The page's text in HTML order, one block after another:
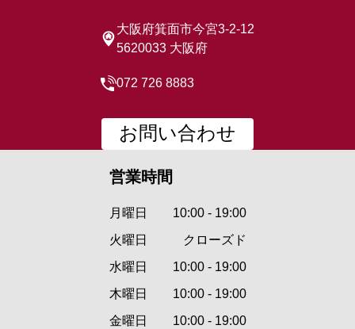
大阪府箕面市今宮3-2-12
5620033 大阪府
072 726 8883
お問い合わせ
営業時間
月曜日
10:00 - 19:00
火曜日
クローズド
水曜日
10:00 - 19:00
木曜日
10:00 - 19:00
金曜日
10:00 - 19:00